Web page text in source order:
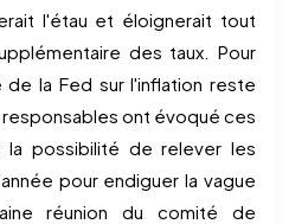
l'étau et éloignerait tout
des taux. Pour
la Fed sur l'inflation reste
ont évoqué ces
la possibilité de relever les
pour endiguer la vague
réunion du comité de